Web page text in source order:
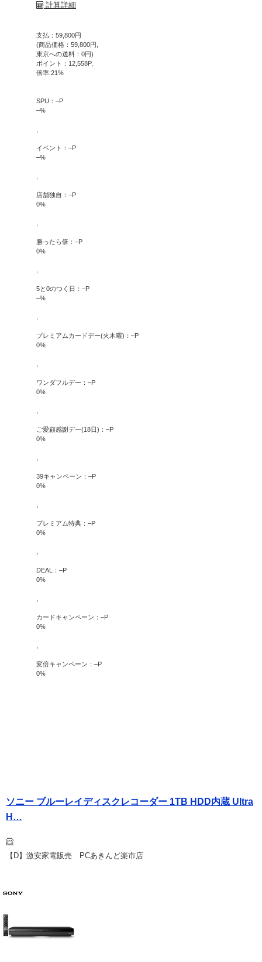
計算詳細
支払： 59,800円
(商品価格： 59,800円,
東京への送料： 0円)
ポイント： 12,558P,
倍率:21 %
SPU： –P
–%
イベント： –P
–%
店舗独自： –P
0%
勝ったら倍： –P
0%
5と0のつく日： –P
–%
プレミアムカードデー(火木曜)： –P
0%
ワンダフルデー： –P
0%
ご愛顧感謝デー(18日)： –P
0%
39キャンペーン： –P
0%
プレミアム特典： –P
0%
DEAL： –P
0%
カードキャンペーン： –P
0%
変倍キャンペーン： –P
0%
ソニー ブルーレイディスクレコーダー 1TB HDD内蔵 Ultra
H…
【D】激安家電販売 PCあきんど楽市店